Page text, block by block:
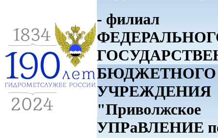
- филиал
БЮДЖЕТНОГО
УЧРЕЖДЕНИЯ
"Приволжское
УПРаВЛЕНИЕ